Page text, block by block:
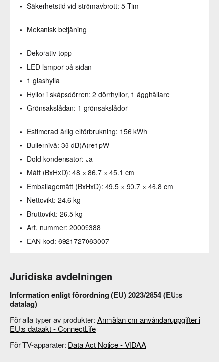
Säkerhetstid vid strömavbrott: 5 Tim
Mekanisk betjäning
Dekorativ topp
LED lampor på sidan
1 glashylla
Hyllor i skåpsdörren: 2 dörrhyllor, 1 ägghållare
Grönsakslådan: 1 grönsakslådor
Estimerad årlig elförbrukning: 156 kWh
Bullernivå: 36 dB(A)re1pW
Dold kondensator: Ja
Mått (BxHxD): 48 × 86.7 × 45.1 cm
Emballagemått (BxHxD): 49.5 × 90.7 × 46.8 cm
Nettovikt: 24.6 kg
Bruttovikt: 26.5 kg
Art. nummer: 20009388
EAN-kod: 6921727063007
Juridiska avdelningen
Information enligt förordning (EU) 2023/2854 (EU:s
datalag)
För alla typer av produkter: Anmälan om användaruppgifter i
EU:s dataakt - ConnectLife
För TV-apparater: Data Act Notice - VIDAA